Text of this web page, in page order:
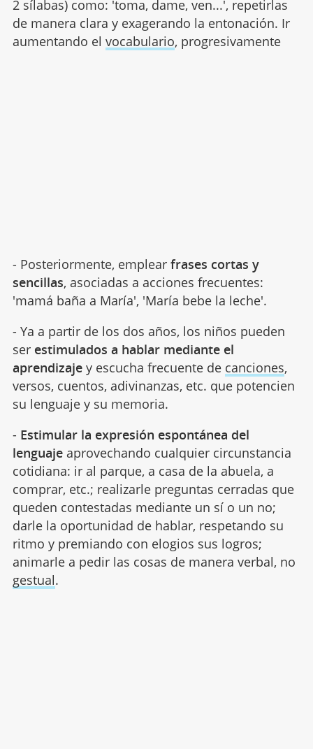
2 sílabas) como: 'toma, dame, ven...', repetirlas
de manera clara y exagerando la entonación. Ir
aumentando el vocabulario, progresivamente
- Posteriormente, emplear frases cortas y
sencillas, asociadas a acciones frecuentes:
'mamá baña a María', 'María bebe la leche'.
- Ya a partir de los dos años, los niños pueden
serestimulados a hablar mediante el
aprendizajey escucha frecuente de canciones,
versos, cuentos, adivinanzas, etc. que potencien
su lenguaje y su memoria.
- Estimular la expresión espontánea del
lenguajeaprovechando cualquier circunstancia
cotidiana: ir al parque, a casa de la abuela, a
comprar, etc.; realizarle preguntas cerradas que
queden contestadas mediante un sí o un no;
darle la oportunidad de hablar, respetando su
ritmo y premiando con elogios sus logros;
animarle a pedir las cosas de manera verbal, no
gestual.